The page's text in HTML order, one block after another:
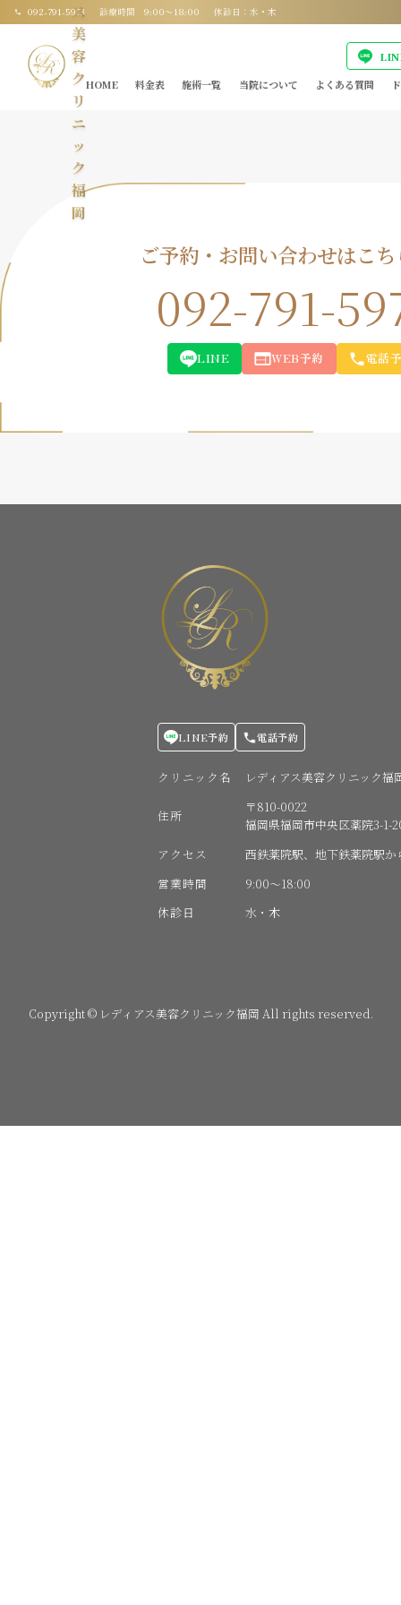
092-791-5973 診療時間 9:00〜18:00 休診日：水・木
ス
美
容
ク
リ
ニ
ッ
ク
福
岡
HOME
料金表 施術一覧 当院について よくある質問
ご予約・お問い合わせはこ
092-791-
LINE WEB予約 電話
LINE予約 電話予約
クリニック名 レディアス美容クリニック福
住所
〒810-0022
福岡県福岡市中央区薬院3-1-
アクセス
西鉄薬院駅、地下鉄薬院駅か
営業時間
9:00〜18:00
休診日
水・木
Copyright © レディアス美容クリニック福岡 All rights reserved.